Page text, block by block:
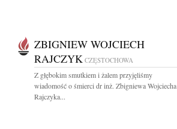
ZBIGNIEW WOJCIECH
RAJCZYK CZĘSTOCHOWA
Z głębokim smutkiem i żalem przyjęliśmy
wiadomość o śmierci dr inż. Zbigniewa Wojciecha
Rajczyka...